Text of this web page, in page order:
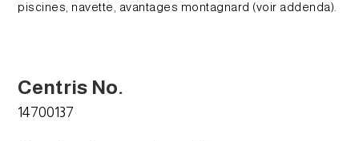
piscines, navette, avantages montagnard (voir addenda).
Centris No.
14700137